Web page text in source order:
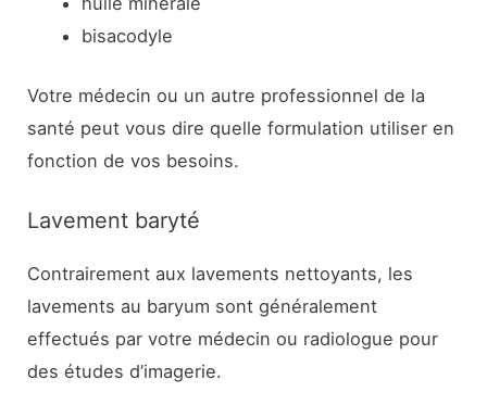
bisacodyle
Votre médecin ou un autre professionnel de la
santé peut vous dire quelle formulation utiliser en
fonction de vos besoins.
Lavement baryté
Contrairement aux lavements nettoyants, les
lavements au baryum sont généralement
effectués par votre médecin ou radiologue pour
des études d’imagerie.